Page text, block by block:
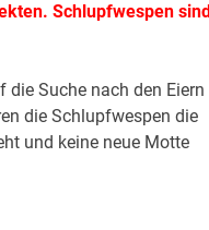
Schlupfwespen sind
die Suche nach den Eiern
die Schlupfwespen die
und keine neue Motte